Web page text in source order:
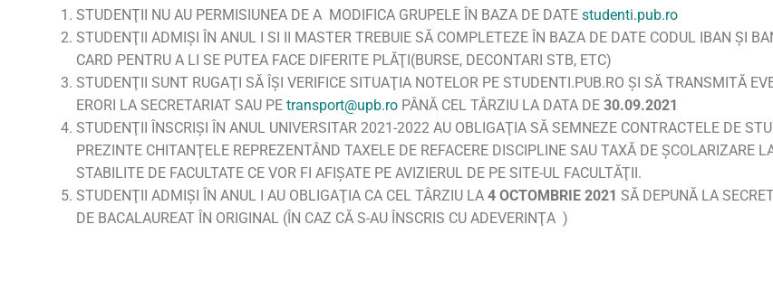
STUDENŢII NU AU PERMISIUNEA DE A MODIFICA GRUPELE ÎN BAZA DE DATE studenti.pub.ro
STUDENŢII ADMIŞI ÎN ANUL I SI II MASTER TREBUIE SĂ COMPLETEZE ÎN BAZA DE DATE CODUL IBAN ŞI
CARD PENTRU A LI SE PUTEA FACE DIFERITE PLĂŢI(BURSE, DECONTARI STB, ETC)
STUDENŢII SUNT RUGAŢI SĂ ÎŞI VERIFICE SITUAŢIA NOTELOR PE STUDENTI.PUB.RO ŞI SĂ TRANSMITĂ
ERORI LA SECRETARIAT SAU PE transport@upb.roPÂNĂ CEL TÂRZIU LA DATA DE 30.09.2021
STUDENŢII ÎNSCRIŞI ÎN ANUL UNIVERSITAR 2021-2022 AU OBLIGAŢIA SĂ SEMNEZE CONTRACTELE DE
PREZINTE CHITANŢELE REPREZENTÂND TAXELE DE REFACERE DISCIPLINE SAU TAXĂ DE ŞCOLARIZARE
STABILITE DE FACULTATE CE VOR FI AFIŞATE PE AVIZIERUL DE PE SITE-UL FACULTĂŢII.
STUDENŢII ADMIŞI ÎN ANUL I AU OBLIGAŢIA CA CEL TÂRZIU LA4 OCTOMBRIE 2021 SĂ DEPUNĂ LA
DE BACALAUREAT ÎN ORIGINAL (ÎN CAZ CĂ S-AU ÎNSCRIS CU ADEVERINŢA )